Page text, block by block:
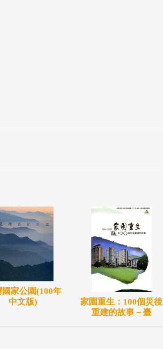
國家公園(100年
中文版)
家園重生：100個災後
重建的故事－臺